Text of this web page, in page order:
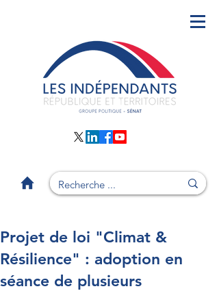
Projet de loi "Climat &
Résilience" : adoption en
séance de plusieurs